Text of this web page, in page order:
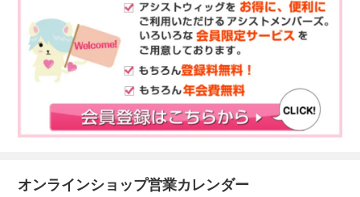
オンラインショップ営業カレンダー